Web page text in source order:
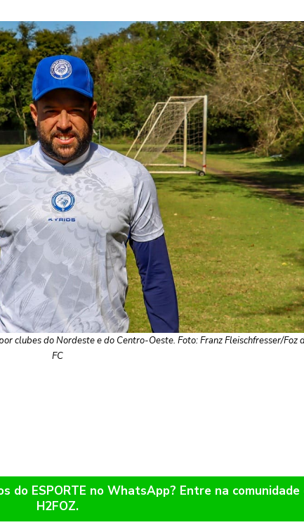
clubes do Nordeste e do Centro-Oeste. Foto: Franz Fleischfresser/Foz
FC
do ESPORTE no WhatsApp? Entre na comunidade
H2FOZ.